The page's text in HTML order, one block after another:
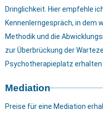
Dringlichkeit. Hier empfehle
Kennenlerngespräch, in dem
Methodik und die
zur Überbrückung der
Psychotherapieplatz erhalten
Mediation
Preise für eine Mediation